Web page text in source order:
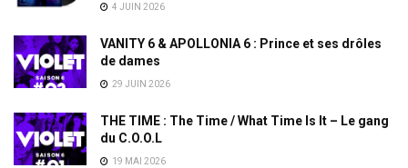
4 JUIN 2026
VANITY 6 & APOLLONIA 6 : Prince et ses drôles
de dames
29 JUIN 2026
THE TIME : The Time / What Time Is It – Le gang
du C.O.O.L
19 MAI 2026